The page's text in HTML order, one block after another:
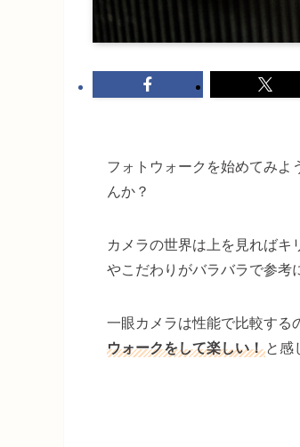
フォトウォークを始めてみよ
んか？
カメラの世界は上を見ればキ
やこだわりがバラバラで参考
一眼カメラは性能で比較する
ウォークをして楽しい！ と感